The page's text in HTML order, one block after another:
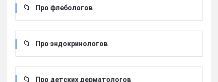
Про флебологов
Про эндокринологов
Про детских дерматологов